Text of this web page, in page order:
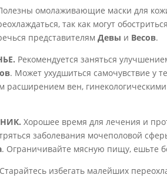
омолаживающие маски для
так как могут
представителямДевы и Весов.
Рекомендуется заняться
. Может ухудшиться самочувствие у
расширением вен,
Хорошее время для лечения и
заболевания мочеполовой
. Ограничивайте мясную пищу, ешьте
Старайтесь избегать малейших